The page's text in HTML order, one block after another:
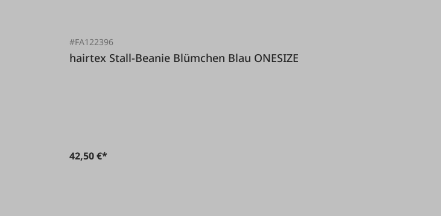
#FA122396
hairtex Stall-Beanie Blümchen Blau ONESIZE
42,50 €*